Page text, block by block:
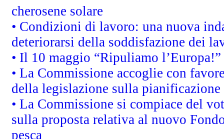
cherosene solare
• Condizioni di lavoro: una nuova
deteriorarsi della soddisfazione dei
• Il 10 maggio “Ripuliamo l’Europa!”
• La Commissione accoglie con
della legislazione sulla
• La Commissione si compiace del
sulla proposta relativa al nuovo
pesca